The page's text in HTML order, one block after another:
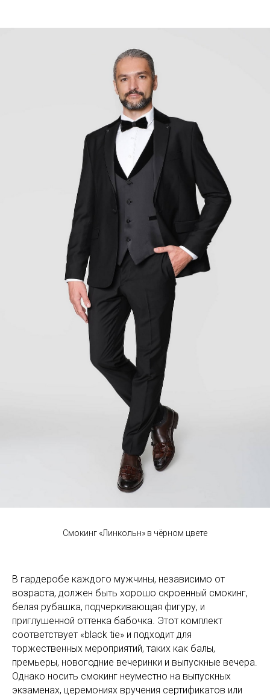
Смокинг «Линкольн» в чёрном цвете
В гардеробе каждого мужчины, независимо от
возраста, должен быть хорошо скроенный смокинг,
белая рубашка, подчеркивающая фигуру, и
приглушенной оттенка бабочка. Этот комплект
соответствует «black tie» и подходит для
торжественных мероприятий, таких как балы,
премьеры, новогодние вечеринки и выпускные вечера.
Однако носить смокинг неуместно на выпускных
экзаменах, церемониях вручения сертификатов или